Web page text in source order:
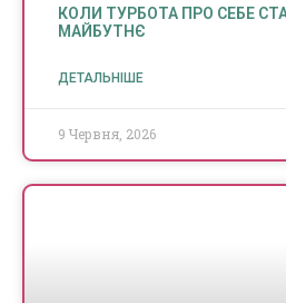
КОЛИ ТУРБОТА ПРО СЕБЕ
МАЙБУТНЄ
ДЕТАЛЬНІШЕ
9 Червня, 2026